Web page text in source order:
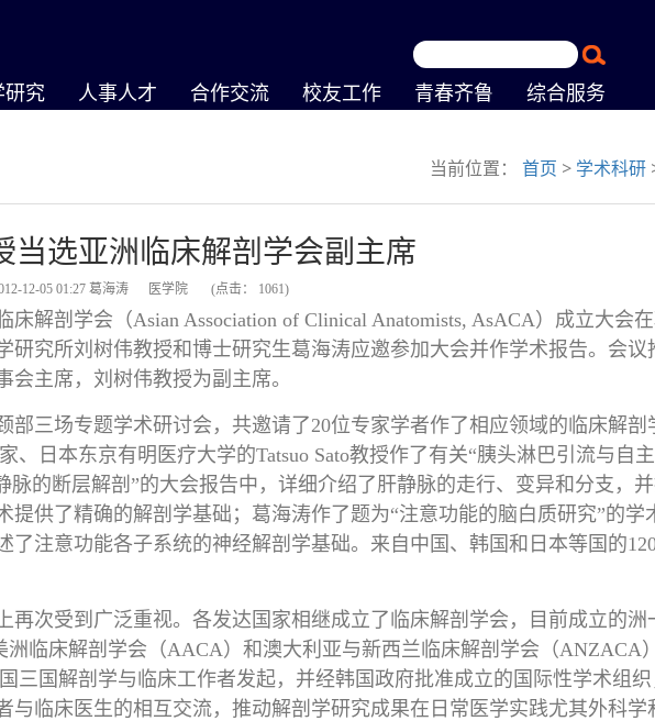
研究 人事人才 合作交流 校友工作 青春齐鲁 综合服务
当前位置： 首页 > 学术科研
当选亚洲临床解剖学会副主席
12-05 01:27 葛海涛 医学院 (点击： 1061)
解剖学会（Asian Association of Clinical Anatomists, AsACA）成立大会
研究所刘树伟教授和博士研究生葛海涛应邀参加大会并作学术报告。会议
主席，刘树伟教授为副主席。
三场专题学术研讨会，共邀请了20位专家学者作了相应领域的临床解剖
日本东京有明医疗大学的Tatsuo Sato教授作了有关“胰头淋巴引流与自
脉的断层解剖”的大会报告中，详细介绍了肝静脉的走行、变异和分支，
提供了精确的解剖学基础；葛海涛作了题为“注意功能的脑白质研究”的学
注意功能各子系统的神经解剖学基础。来自中国、韩国和日本等国的
再次受到广泛重视。各发达国家相继成立了临床解剖学会，目前成立的洲
临床解剖学会（AACA）和澳大利亚与新西兰临床解剖学会（ANZACA
三国解剖学与临床工作者发起，并经韩国政府批准成立的国际性学术组
与临床医生的相互交流，推动解剖学研究成果在日常医学实践尤其外科学